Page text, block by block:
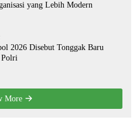
yang Lebih Modern
2026 Disebut Tonggak Baru
Polri
More